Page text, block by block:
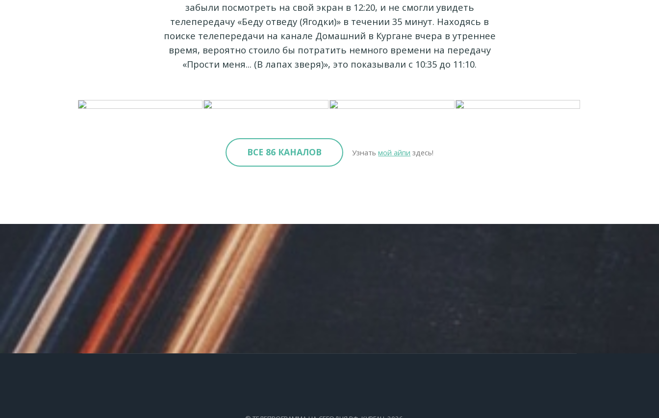
забыли посмотреть на свой экран в 12:20, и не смогли увидеть
телепередачу «Беду отведу (Ягодки)» в течении 35 минут. Находясь в
поиске телепередачи на канале Домашний в Кургане вчера в утреннее
время, вероятно стоило бы потратить немного времени на передачу
«Прости меня... (В лапах зверя)», это показывали с 10:35 до 11:10.
ВСЕ 86 КАНАЛОВ Узнатьмой айпи здесь!